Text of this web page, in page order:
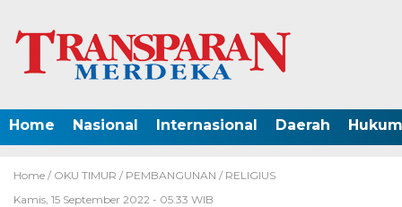
Home Nasional Internasional Daerah
Home / OKU TIMUR / PEMBANGUNAN / RELIGIUS
Kamis, 15 September 2022 - 05:33 WIB